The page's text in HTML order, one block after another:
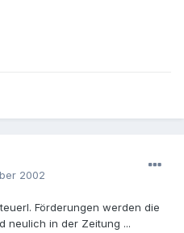
2002
Förderungen werden die
neulich in der Zeitung ...